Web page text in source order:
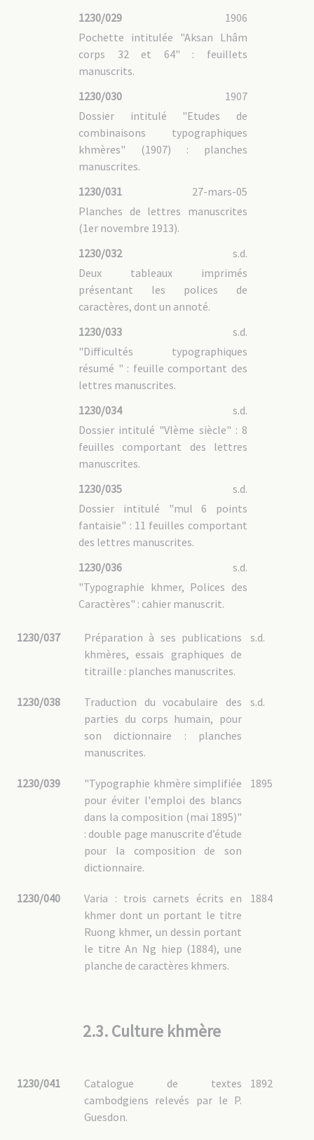
1230/029
1906
Pochette intitulée "Aksan Lhâm
corps 32 et 64" : feuillets
manuscrits.
1230/030
1907
Dossier intitulé "Etudes de
combinaisons typographiques
khmères" (1907) : planches
manuscrites.
1230/031
27-mars-05
Planches de lettres manuscrites
(1er novembre 1913).
1230/032
s.d.
Deux tableaux imprimés
présentant les polices de
caractères, dont un annoté.
1230/033
s.d.
"Difficultés typographiques
résumé " : feuille comportant des
lettres manuscrites.
1230/034
s.d.
Dossier intitulé "VIème siècle" : 8
feuilles comportant des lettres
manuscrites.
1230/035
s.d.
Dossier intitulé "mul 6 points
fantaisie" : 11 feuilles comportant
des lettres manuscrites.
1230/036
s.d.
"Typographie khmer, Polices des
Caractères" : cahier manuscrit.
1230/037 s.d.
Préparation à ses publications
khmères, essais graphiques de
titraille : planches manuscrites.
1230/038 s.d.
Traduction du vocabulaire des
parties du corps humain, pour
son dictionnaire : planches
manuscrites.
1230/039 1895
"Typographie khmère simplifiée
pour éviter l'emploi des blancs
dans la composition (mai 1895)"
: double page manuscrite d’étude
pour la composition de son
dictionnaire.
1230/040 1884
Varia : trois carnets écrits en
khmer dont un portant le titre
Ruong khmer, un dessin portant
le titre An Ng hiep (1884), une
planche de caractères khmers.
2.3. Culture khmère
1230/041 1892
Catalogue de textes
cambodgiens relevés par le P.
Guesdon.